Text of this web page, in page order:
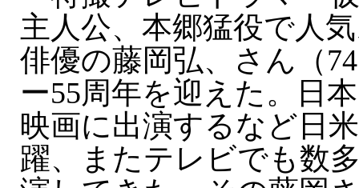
主人公、本郷猛役で人
俳優の藤岡弘、さん（
ー55周年を迎えた。日
映画に出演するなど日
躍、またテレビでも数